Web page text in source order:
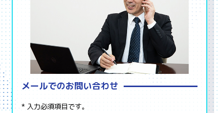
メールでのお問い合わせ
* 入力必須項目です。